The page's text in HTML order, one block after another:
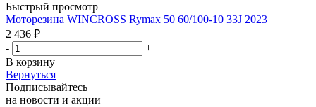
Быстрый просмотр
Моторезина WINCROSS Rymax 50 60/100-10 33J 2023
2 436 ₽
-
+
В корзину
Вернуться
Подписывайтесь
на новости и акции